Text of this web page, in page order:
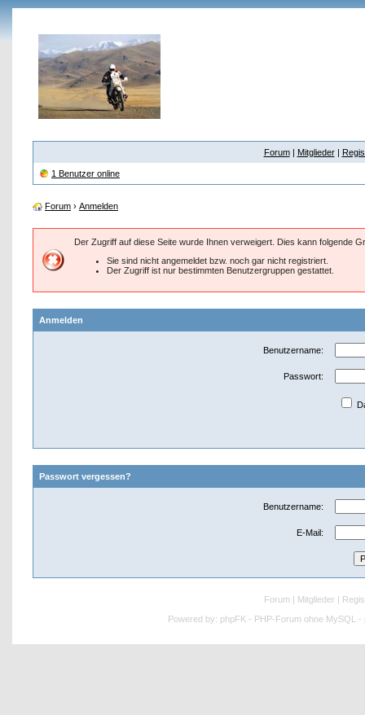
Forum| Mitglieder|
1 Benutzer online
Forum › Anmelden
Der Zugriff auf diese Seite wurde Ihnen verweigert. Dies kann folgende
Sie sind nicht angemeldet bzw. noch gar nicht registriert.
Der Zugriff ist nur bestimmten Benutzergruppen gestattet.
Anmelden
Benutzername:
Passwort:
Passwort vergessen?
Benutzername:
E-Mail:
Forum Mitglieder
Powered by: phpFK - PHP-Forum ohne MySQL -